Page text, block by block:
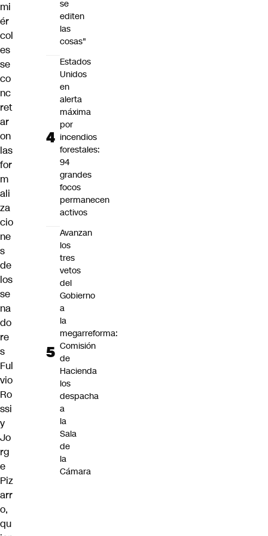
mi
ér
col
es
se
co
nc
ret
ar
on
las
for
m
ali
za
cio
ne
s
de
los
se
na
do
re
s
Ful
vio
Ro
ssi
y
Jo
rg
e
Piz
arr
o,
qu
se
editen
las
cosas"
Estados
Unidos
en
alerta
máxima
por
incendios
forestales:
94
grandes
focos
permanecen
activos
Avanzan
los
tres
vetos
del
Gobierno
a
la
megarreforma:
Comisión
de
Hacienda
los
despacha
a
la
Sala
de
la
Cámara